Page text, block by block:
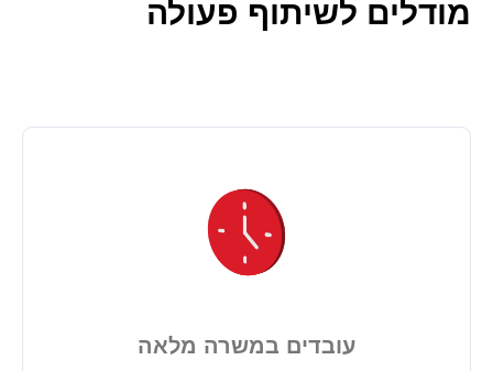
מודלים לשיתוף פעולה
עובדים במשרה מלאה